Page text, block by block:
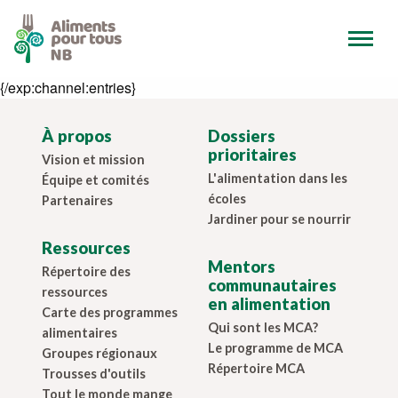
{/exp:channel:entries}
À propos
Vision et mission
Équipe et comités
Partenaires
Ressources
Répertoire des
ressources
Carte des programmes
alimentaires
Groupes régionaux
Trousses d'outils
Tout le monde mange
Dossiers
prioritaires
L'alimentation dans les
écoles
Jardiner pour se nourrir
Mentors
communautaires
en alimentation
Qui sont les MCA?
Le programme de MCA
Répertoire MCA